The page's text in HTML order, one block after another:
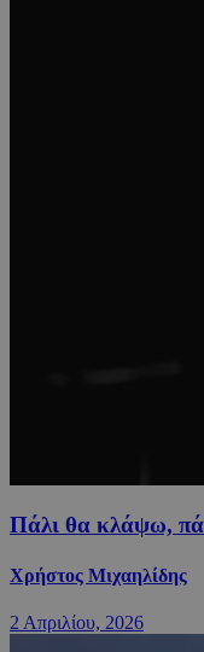
Πάλι θα κλάψω,
Χρήστος Μιχαηλίδης
2 Απριλίου, 2026